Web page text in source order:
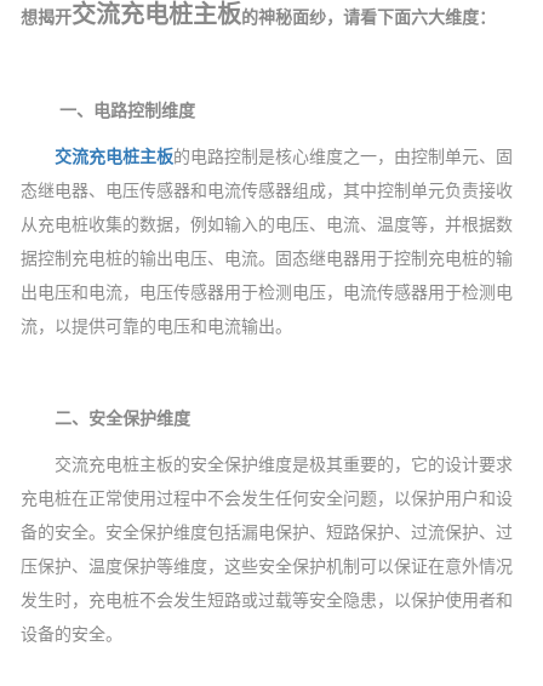
想揭开交流充电桩主板的神秘面纱，请看下面六大维度：
一、电路控制维度
交流充电桩主板的电路控制是核心维度之一，由控制单元、固
态继电器、电压传感器和电流传感器组成，其中控制单元负责接收
从充电桩收集的数据，例如输入的电压、电流、温度等，并根据数
据控制充电桩的输出电压、电流。固态继电器用于控制充电桩的输
出电压和电流，电压传感器用于检测电压，电流传感器用于检测电
流，以提供可靠的电压和电流输出。
二、安全保护维度
交流充电桩主板的安全保护维度是极其重要的，它的设计要求
充电桩在正常使用过程中不会发生任何安全问题，以保护用户和设
备的安全。安全保护维度包括漏电保护、短路保护、过流保护、过
压保护、温度保护等维度，这些安全保护机制可以保证在意外情况
发生时，充电桩不会发生短路或过载等安全隐患，以保护使用者和
设备的安全。